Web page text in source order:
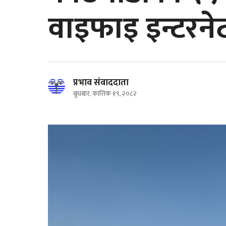
वाइफाइ
प्रभाव संवाददाता
बुधबार, कात्तिक १९, २०८२